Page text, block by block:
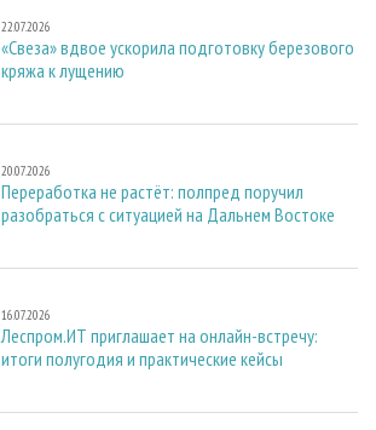
22.07.2026
«Свеза» вдвое ускорила подготовку березового
кряжа к лущению
20.07.2026
Переработка не растёт: полпред поручил
разобраться с ситуацией на Дальнем Востоке
16.07.2026
Леспром.ИТ приглашает на онлайн-встречу:
итоги полугодия и практические кейсы